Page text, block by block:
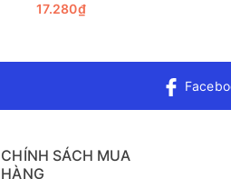
bìa, ĐL: 70/76-78)
17.280₫
CHÍNH SÁCH MUA
HÀNG